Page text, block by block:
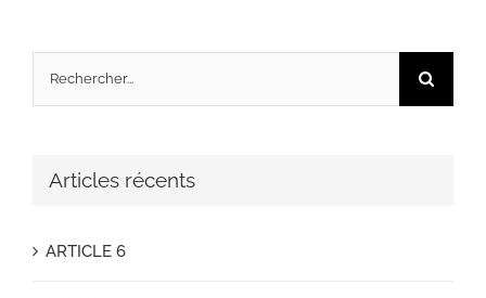
Rechercher:
Articles récents
ARTICLE 6